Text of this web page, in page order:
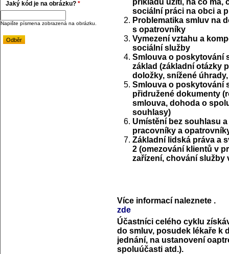
sociální práci na obci a
Problematika smluv na
s opatrovníky
Vymezení vztahu a
sociální služby
Smlouva o poskytování
základ (základní otázky
doložky, snížené
Smlouva o poskytování
přidružené dokumenty
smlouva, dohoda o
souhlasy)
Umístění bez souhlasu
pracovníky a
Základní lidská práva a
2 (omezování klientů v
zařízení, chování služby
Více informací naleznete
zde
.
Účastníci celého cyklu
do smluv, posudek lékaře k
jednání, na ustanovení
spoluúčasti atd.).
Jaký kód je na obrázku? *
Napište písmena zobrazená na obrázku.